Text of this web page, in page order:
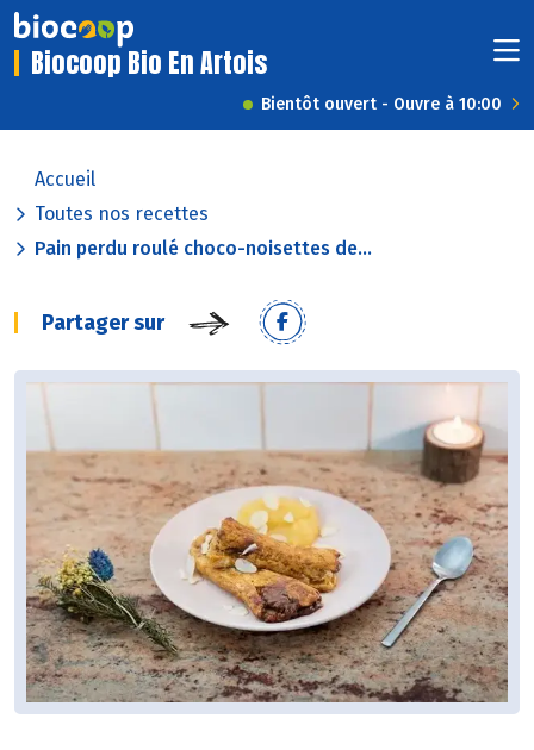
Biocoop Bio En Artois
Bientôt ouvert - Ouvre à 10:00
Accueil
Toutes nos recettes
Pain perdu roulé choco-noisettes de...
Partager sur